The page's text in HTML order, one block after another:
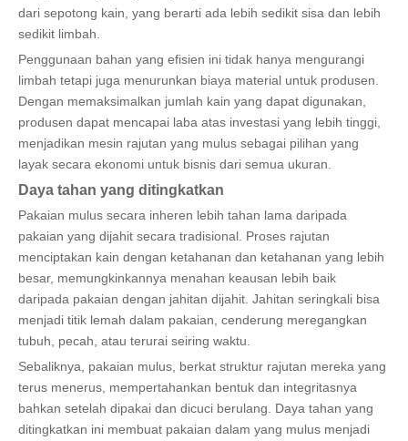
dari sepotong kain, yang berarti ada lebih sedikit sisa dan lebih
sedikit limbah.
Penggunaan bahan yang efisien ini tidak hanya mengurangi
limbah tetapi juga menurunkan biaya material untuk produsen.
Dengan memaksimalkan jumlah kain yang dapat digunakan,
produsen dapat mencapai laba atas investasi yang lebih tinggi,
menjadikan mesin rajutan yang mulus sebagai pilihan yang
layak secara ekonomi untuk bisnis dari semua ukuran.
Daya tahan yang ditingkatkan
Pakaian mulus secara inheren lebih tahan lama daripada
pakaian yang dijahit secara tradisional. Proses rajutan
menciptakan kain dengan ketahanan dan ketahanan yang lebih
besar, memungkinkannya menahan keausan lebih baik
daripada pakaian dengan jahitan dijahit. Jahitan seringkali bisa
menjadi titik lemah dalam pakaian, cenderung meregangkan
tubuh, pecah, atau terurai seiring waktu.
Sebaliknya, pakaian mulus, berkat struktur rajutan mereka yang
terus menerus, mempertahankan bentuk dan integritasnya
bahkan setelah dipakai dan dicuci berulang. Daya tahan yang
ditingkatkan ini membuat pakaian dalam yang mulus menjadi